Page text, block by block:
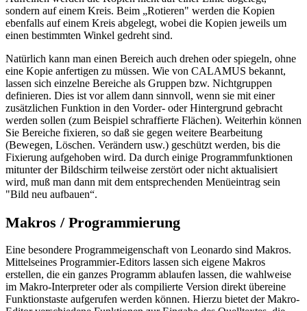
sondern auf einem Kreis. Beim „Rotieren" werden die Kopien
ebenfalls auf einem Kreis abgelegt, wobei die Kopien jeweils um
einen bestimmten Winkel gedreht sind.
Natürlich kann man einen Bereich auch drehen oder spiegeln, ohne
eine Kopie anfertigen zu müssen. Wie von CALAMUS bekannt,
lassen sich einzelne Bereiche als Gruppen bzw. Nichtgruppen
definieren. Dies ist vor allem dann sinnvoll, wenn sie mit einer
zusätzlichen Funktion in den Vorder- oder Hintergrund gebracht
werden sollen (zum Beispiel schraffierte Flächen). Weiterhin können
Sie Bereiche fixieren, so daß sie gegen weitere Bearbeitung
(Bewegen, Löschen. Verändern usw.) geschützt werden, bis die
Fixierung aufgehoben wird. Da durch einige Programmfunktionen
mitunter der Bildschirm teilweise zerstört oder nicht aktualisiert
wird, muß man dann mit dem entsprechenden Menüeintrag sein
"Bild neu aufbauen“.
Makros / Programmierung
Eine besondere Programmeigenschaft von Leonardo sind Makros.
Mittelseines Programmier-Editors lassen sich eigene Makros
erstellen, die ein ganzes Programm ablaufen lassen, die wahlweise
im Makro-Interpreter oder als compilierte Version direkt übereine
Funktionstaste aufgerufen werden können. Hierzu bietet der Makro-